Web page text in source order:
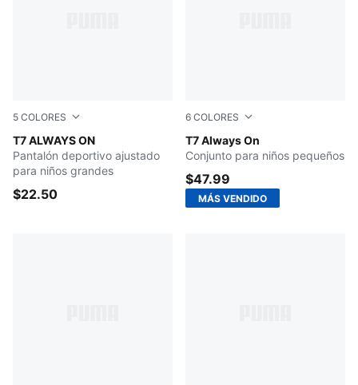
5 COLORES
T7 ALWAYS ON
Wild Pink
Pantalón deportivo ajustado
para niños grandes
$22.50
6 COLORES
T7 Always On
Wild Pink
Conjunto para niños pequeños
$47.99
MÁS VENDIDO